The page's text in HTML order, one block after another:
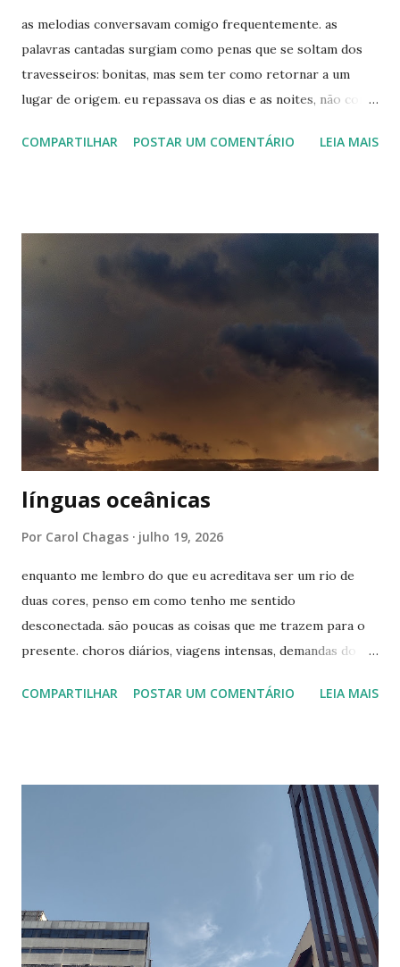
as melodias conversavam comigo frequentemente. as
palavras cantadas surgiam como penas que se soltam dos
travesseiros: bonitas, mas sem ter como retornar a um
lugar de origem. eu repassava os dias e as noites, não como
o suficiente para enxergar as rupturas -, mas como alguém
tão valioso tempo a sós, que de só tem muito pouco. os
gestos nunca passavam desapercebidos, mas as vias
respiratórias também não costumam ponderar sobre a
respiração. ela simplesmente acontece, até que deixa de
acontecer perfeitamente. eu pensava em um mundo inteiro
de significados que eu havia aprendido e agora me via sem
saber onde usar. o espaço ininterrupto entre viver uma
vida funcional e conhecer o universo de outra pessoa
tendem a pressionar o hipocampo ou seja lá o ...
COMPARTILHAR POSTAR UM COMENTÁRIO LEIA MAIS
línguas oceânicas
Por Carol Chagas julho 19, 2026
enquanto me lembro do que eu acreditava ser um rio de
duas cores, penso em como tenho me sentido
desconectada. são poucas as coisas que me trazem para o
presente. choros diários, viagens intensas, demandas do
(como agora). não faço ideia de qual caminho devo seguir,
fim de semana e me imagino querendo te encontrar. faço
planos mentais e crio um pequeno castelo visual, mas me
desfaço da imagem logo em seguida. você está mais perto
do que antes, mas ainda sinto sua falta. agora parece não
haver cores como antes, tão cintilantes. é como o céu em
dias nublados: claro o bastante para iluminar, difuso o
suficiente para incomodar. me vejo sentindo sozinha e ao
COMPARTILHAR POSTAR UM COMENTÁRIO LEIA MAIS